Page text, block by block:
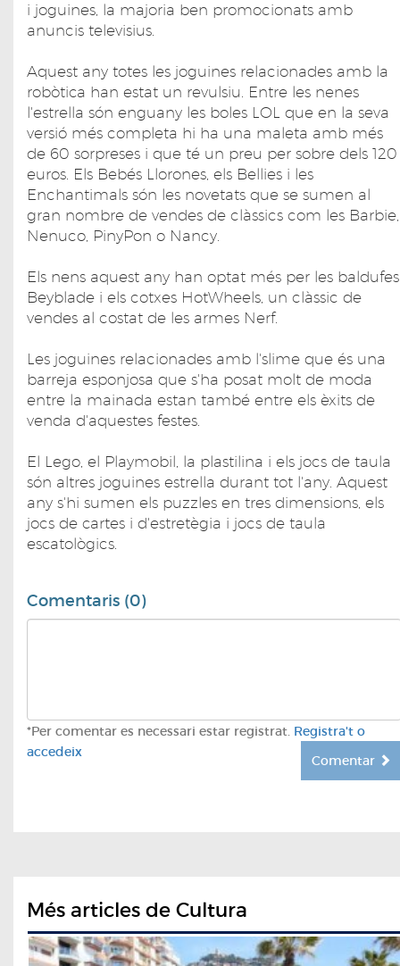
i joguines, la majoria ben promocionats amb
anuncis televisius.
Aquest any totes les joguines relacionades amb la
robòtica han estat un revulsiu. Entre les nenes
l'estrella són enguany les boles LOL que en la seva
versió més completa hi ha una maleta amb més
de 60 sorpreses i que té un preu per sobre dels 120
euros. Els Bebés Llorones, els Bellies i les
Enchantimals són les novetats que se sumen al
gran nombre de vendes de clàssics com les Barbie,
Nenuco, PinyPon o Nancy.
Els nens aquest any han optat més per les baldufes
Beyblade i els cotxes HotWheels, un clàssic de
vendes al costat de les armes Nerf.
Les joguines relacionades amb l'slime que és una
barreja esponjosa que s'ha posat molt de moda
entre la mainada estan també entre els èxits de
venda d'aquestes festes.
El Lego, el Playmobil, la plastilina i els jocs de taula
són altres joguines estrella durant tot l'any. Aquest
any s'hi sumen els puzzles en tres dimensions, els
jocs de cartes i d'estretègia i jocs de taula
escatològics.
Comentaris (0)
*Per comentar es necessari estar registrat. Registra't o
accedeix
Comentar
Més articles de Cultura